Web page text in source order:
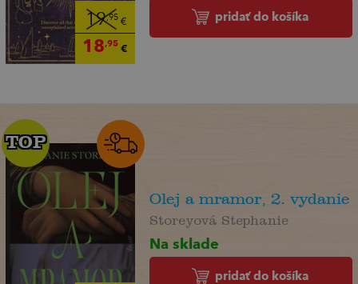
19,95€
18,95€
pridať do košíka
TOP
TOP
Olej a mramor, 2. vydanie
Storeyová Stephanie
Na sklade
pridať do košíka